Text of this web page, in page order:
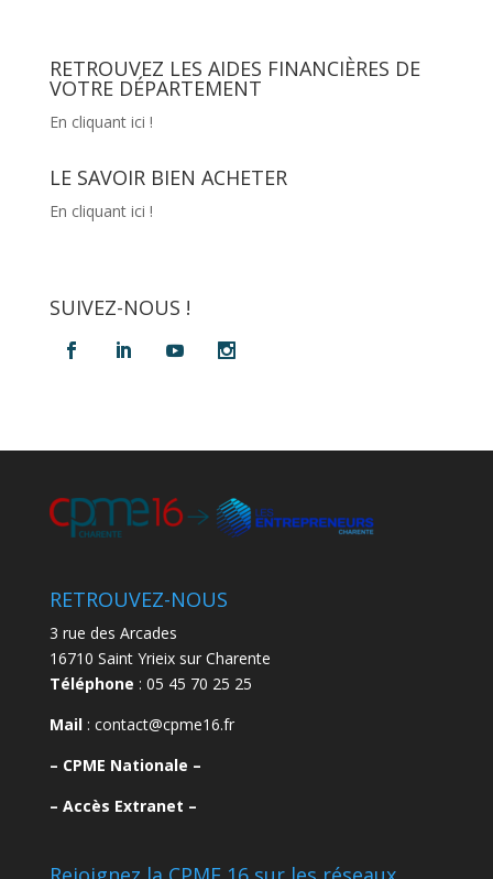
RETROUVEZ LES AIDES FINANCIÈRES DE
VOTRE DÉPARTEMENT
En cliquant ici !
LE SAVOIR BIEN ACHETER
En cliquant ici !
SUIVEZ-NOUS !
RETROUVEZ-NOUS
3 rue des Arcades
16710 Saint Yrieix sur Charente
Téléphone : 05 45 70 25 25
Mail: contact@cpme16.fr
– CPME Nationale –
– Accès Extranet –